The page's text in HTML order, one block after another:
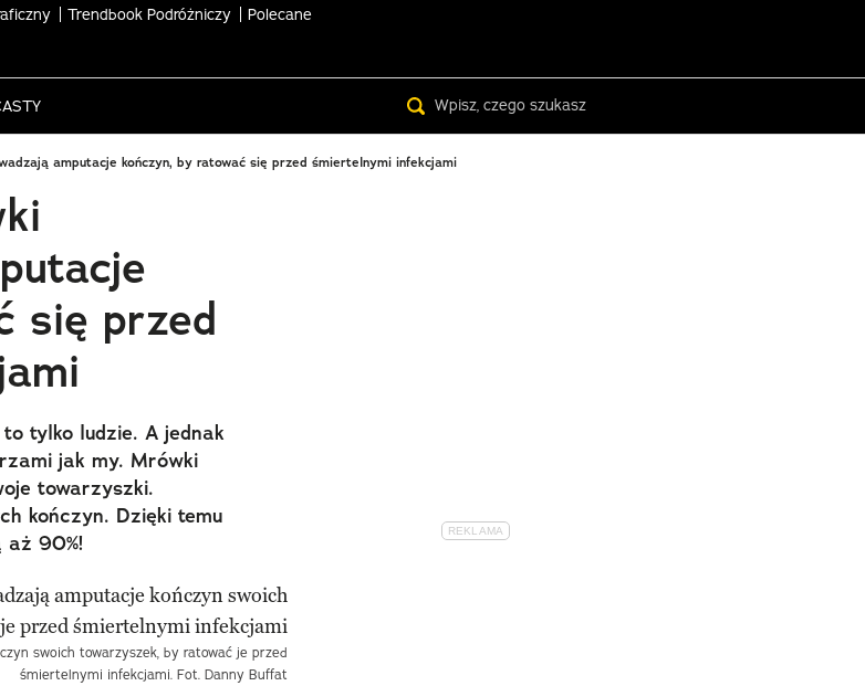
Trendbook Podróżniczy Polecane
amputacje kończyn, by ratować się przed śmiertelnymi infekcjami
się przed
tylko ludzie. A jednak
jak my. Mrówki
towarzyszki.
kończyn. Dzięki temu
90%!
swoich towarzyszek, by ratować je przed
śmiertelnymi infekcjami. Fot. Danny Buffat